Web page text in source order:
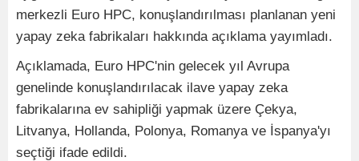
merkezli Euro HPC, konuşlandırılması planlanan yeni
yapay zeka fabrikaları hakkında açıklama yayımladı.
Açıklamada, Euro HPC'nin gelecek yıl Avrupa
genelinde konuşlandırılacak ilave yapay zeka
fabrikalarına ev sahipliği yapmak üzere Çekya,
Litvanya, Hollanda, Polonya, Romanya ve İspanya'yı
seçtiği ifade edildi.